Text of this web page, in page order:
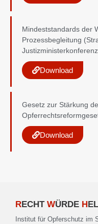
Mindeststandards der
Prozessbegleitung
Download
Gesetz zur Stärkung
Download
RECHT WÜRDE H
Institut für Opferschutz im